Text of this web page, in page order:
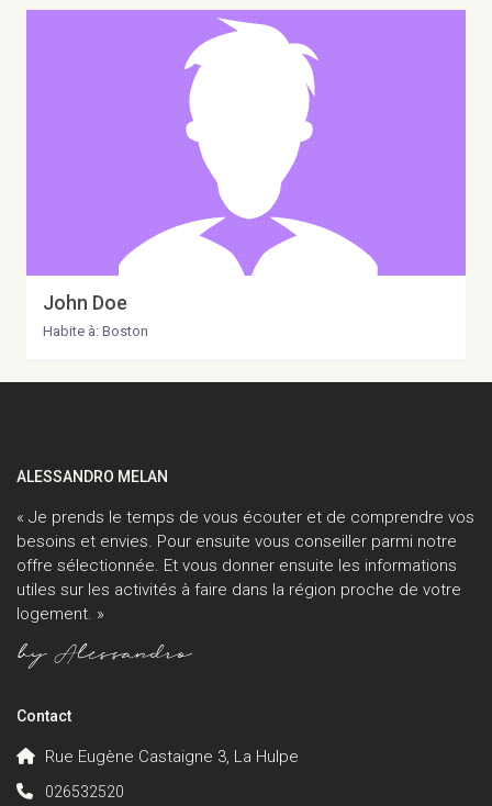
John Doe
Habite à: Boston
ALESSANDRO MELAN
« Je prends le temps de vous écouter et de comprendre vos
besoins et envies. Pour ensuite vous conseiller parmi notre
offre sélectionnée. Et vous donner ensuite les informations
utiles sur les activités à faire dans la région proche de votre
logement. »
Contact
Rue Eugène Castaigne 3, La Hulpe
026532520